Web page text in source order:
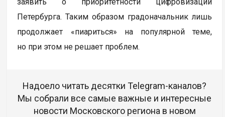
Петербурга. Таким образом градоначальник лишь
продолжает «пиариться» на популярной теме,
но при этом не решает проблем.
Надоело читать десятки Telegram-каналов?
Мы собрали все самые важные и интересные
новости Московского региона в новом